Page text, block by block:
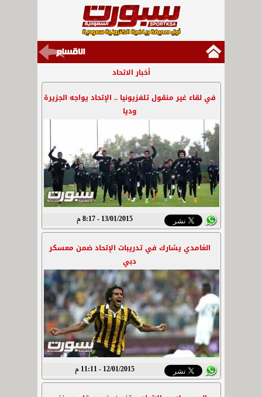
أخبار الاتحاد
في لقاء غير منقول تلفزيونيا .. الإتحاد يواجه الجزيرة
وديا
13/01/2015 - 8:17 م
الغامدي يشارك في تدريبات الإتحاد ضمن معسكر
دبي
12/01/2015 - 11:11 م